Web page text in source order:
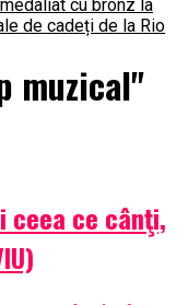
cu bronz la
de cadeți de la Rio
muzical"
ceea ce cânţi,